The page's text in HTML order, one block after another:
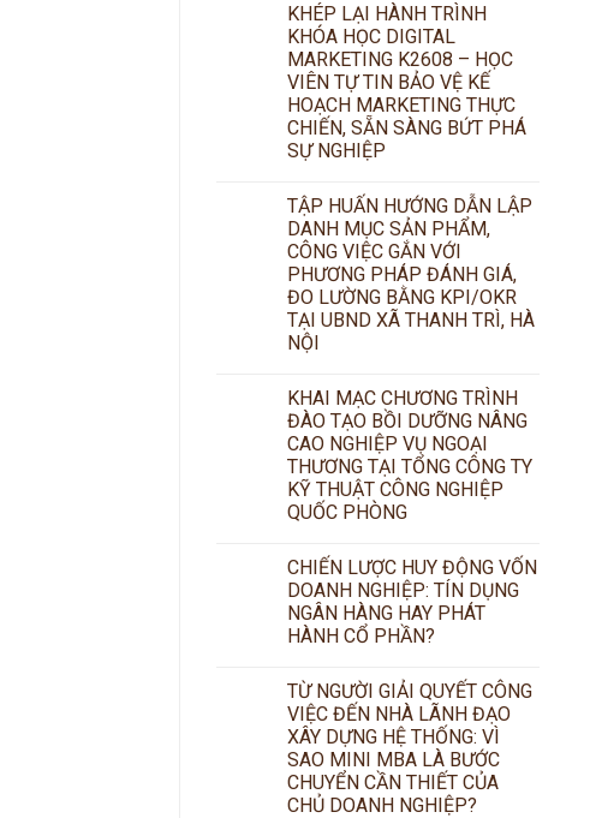
KHÉP LẠI HÀNH TRÌNH
KHÓA HỌC DIGITAL
MARKETING K2608 – HỌC
VIÊN TỰ TIN BẢO VỆ KẾ
HOẠCH MARKETING THỰC
CHIẾN, SẴN SÀNG BỨT PHÁ
SỰ NGHIỆP
TẬP HUẤN HƯỚNG DẪN LẬP
DANH MỤC SẢN PHẨM,
CÔNG VIỆC GẮN VỚI
PHƯƠNG PHÁP ĐÁNH GIÁ,
ĐO LƯỜNG BẰNG KPI/OKR
TẠI UBND XÃ THANH TRÌ, HÀ
NỘI
KHAI MẠC CHƯƠNG TRÌNH
ĐÀO TẠO BỒI DƯỠNG NÂNG
CAO NGHIỆP VỤ NGOẠI
THƯƠNG TẠI TỔNG CÔNG TY
KỸ THUẬT CÔNG NGHIỆP
QUỐC PHÒNG
CHIẾN LƯỢC HUY ĐỘNG VỐN
DOANH NGHIỆP: TÍN DỤNG
NGÂN HÀNG HAY PHÁT
HÀNH CỔ PHẦN?
TỪ NGƯỜI GIẢI QUYẾT CÔNG
VIỆC ĐẾN NHÀ LÃNH ĐẠO
XÂY DỰNG HỆ THỐNG: VÌ
SAO MINI MBA LÀ BƯỚC
CHUYỂN CẦN THIẾT CỦA
CHỦ DOANH NGHIỆP?